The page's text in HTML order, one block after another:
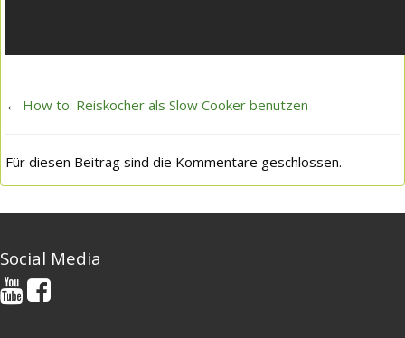
← How to: Reiskocher als Slow Cooker benutzen
Für diesen Beitrag sind die Kommentare geschlossen.
Social Media